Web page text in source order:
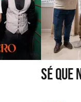
SÉ QUE